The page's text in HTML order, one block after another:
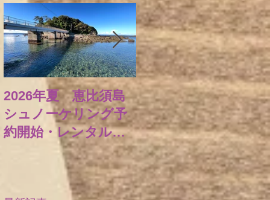
2026年夏 恵比須島
シュノーケリング予
約開始・レンタルの
ヒリゾ浜・スキンダ
イビング